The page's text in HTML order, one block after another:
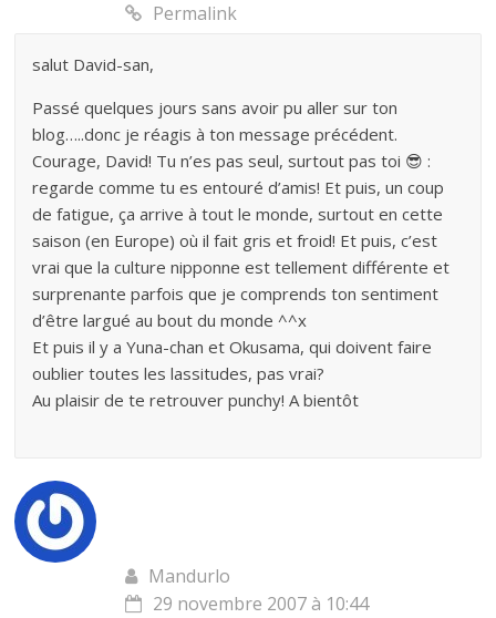
Permalink
salut David-san,
Passé quelques jours sans avoir pu aller sur ton
blog…..donc je réagis à ton message précédent.
Courage, David! Tu n’es pas seul, surtout pas toi 😎 :
regarde comme tu es entouré d’amis! Et puis, un coup
de fatigue, ça arrive à tout le monde, surtout en cette
saison (en Europe) où il fait gris et froid! Et puis, c’est
vrai que la culture nipponne est tellement différente et
surprenante parfois que je comprends ton sentiment
d’être largué au bout du monde ^^x
Et puis il y a Yuna-chan et Okusama, qui doivent faire
oublier toutes les lassitudes, pas vrai?
Au plaisir de te retrouver punchy! A bientôt
Mandurlo
29 novembre 2007 à 10:44